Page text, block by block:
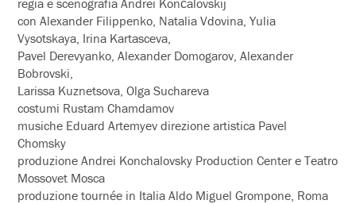
con Alexander Filippenko, Natalia Vdovina, Yulia
Vysotskaya, Irina Kartasceva,
Pavel Derevyanko, Alexander Domogarov, Alexander
Bobrovski,
Larissa Kuznetsova, Olga Suchareva
costumi Rustam Chamdamov
musiche Eduard Artemyev direzione artistica Pavel
Chomsky
produzione Andrei Konchalovsky Production Center e Teatro
Mossovet Mosca
produzione tournée in Italia Aldo Miguel Grompone, Roma